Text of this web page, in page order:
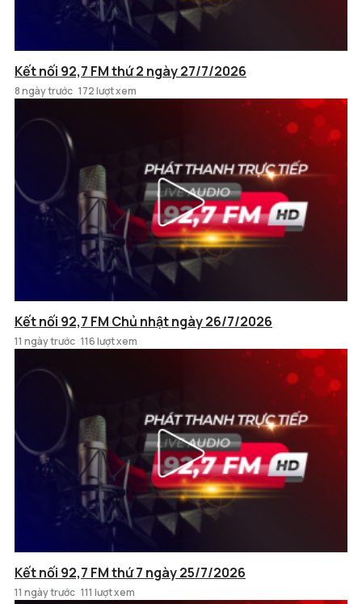
Kết nối 92,7 FM thứ 2 ngày 27/7/2026
8 ngày trước 172 lượt xem
Kết nối 92,7 FM Chủ nhật ngày 26/7/2026
11 ngày trước 116 lượt xem
Kết nối 92,7 FM thứ 7 ngày 25/7/2026
11 ngày trước 111 lượt xem